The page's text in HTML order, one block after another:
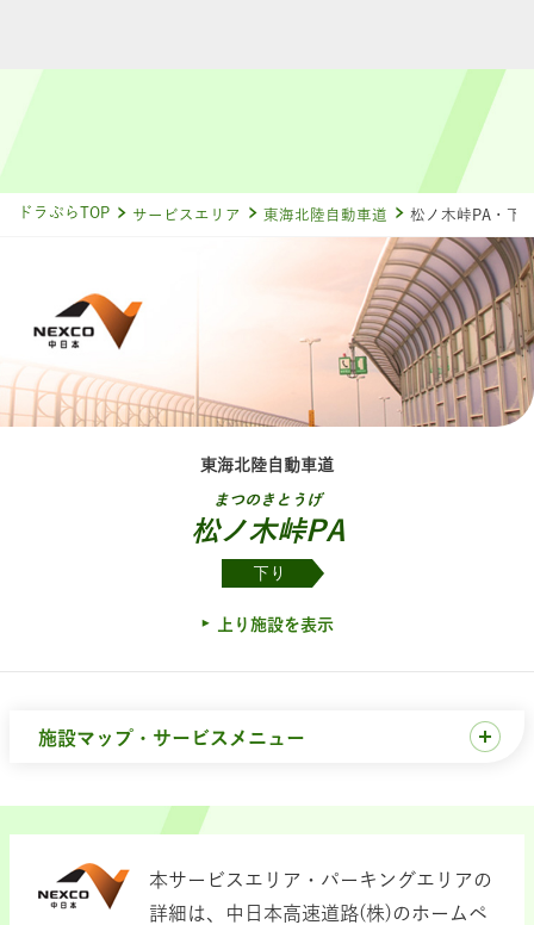
ドラぷらTOP サービスエリア 東海北陸自動車道 松ノ木峠PA・下
東海北陸自動車道
まつのきとうげ
松ノ木峠PA
下り
上り施設を表示
施設マップ・サービスメニュー
本サービスエリア・パーキングエリアの
詳細は、中日本高速道路(株)のホームペ